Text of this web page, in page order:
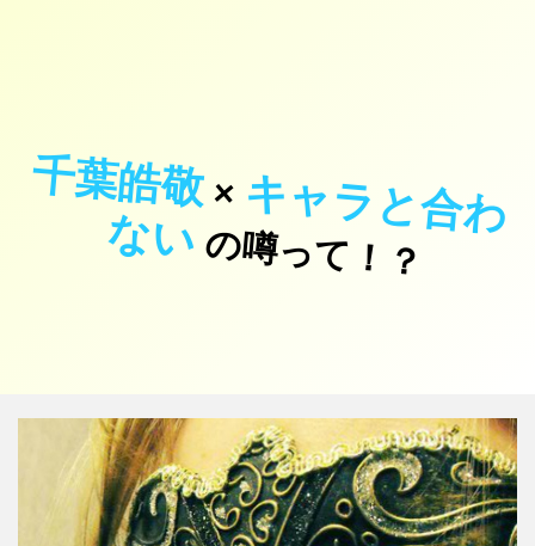
千葉皓敬× キ
ャ
ラ
と
合
わ
な
い の噂って！？